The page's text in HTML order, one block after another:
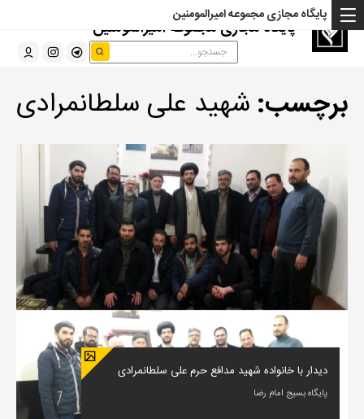
پایگاه مجازی مجموعه امیرالمومنین
پایگاه مجازی مجموعه امیرالمومنین
برچسب: شهید علی سلطانمرادی
دیدار با خانواده شهید مدافع حرم علی سلطانمرادی
پایگاه بسیج امام رضا